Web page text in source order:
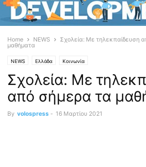
Home NEWS
Σχολεία: Με τηλεκπαίδευση
μαθήματα
NEWS Ελλάδα Κοινωνία
Σχολεία: Με
από σήμερα τα
By volospress - 16 Μαρτίου 2021